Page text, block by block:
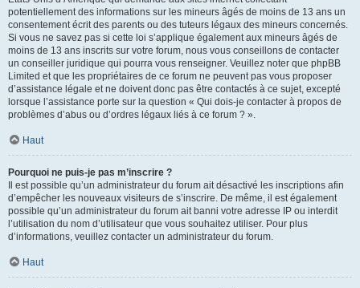
potentiellement des informations sur les mineurs âgés de moins de 13 ans un
consentement écrit des parents ou des tuteurs légaux des mineurs concernés.
Si vous ne savez pas si cette loi s’applique également aux mineurs âgés de
moins de 13 ans inscrits sur votre forum, nous vous conseillons de contacter
un conseiller juridique qui pourra vous renseigner. Veuillez noter que phpBB
Limited et que les propriétaires de ce forum ne peuvent pas vous proposer
d’assistance légale et ne doivent donc pas être contactés à ce sujet, excepté
lorsque l’assistance porte sur la question « Qui dois-je contacter à propos de
problèmes d’abus ou d’ordres légaux liés à ce forum ? ».
Haut
Pourquoi ne puis-je pas m’inscrire ?
Il est possible qu’un administrateur du forum ait désactivé les inscriptions afin
d’empêcher les nouveaux visiteurs de s’inscrire. De même, il est également
possible qu’un administrateur du forum ait banni votre adresse IP ou interdit
l’utilisation du nom d’utilisateur que vous souhaitez utiliser. Pour plus
d’informations, veuillez contacter un administrateur du forum.
Haut